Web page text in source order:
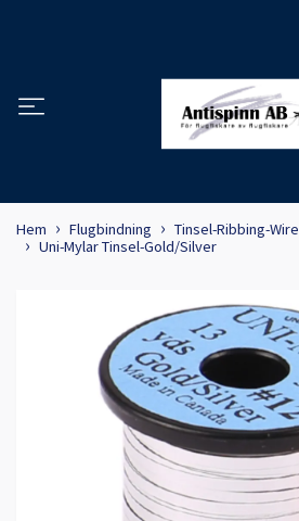
Hem Flugbindning Tinsel-Ribbing-Wire
Uni-Mylar Tinsel-Gold/Silver